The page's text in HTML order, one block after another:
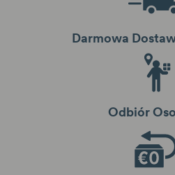
Darmowa
Odbiór